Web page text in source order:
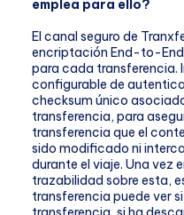
emplea para ello?
El canal seguro de
encriptación End-to-
para cada transferencia.
configurable de
checksum único
transferencia, para
transferencia que el
sido modificado ni
durante el viaje. Una vez
trazabilidad sobre esta,
transferencia puede ver